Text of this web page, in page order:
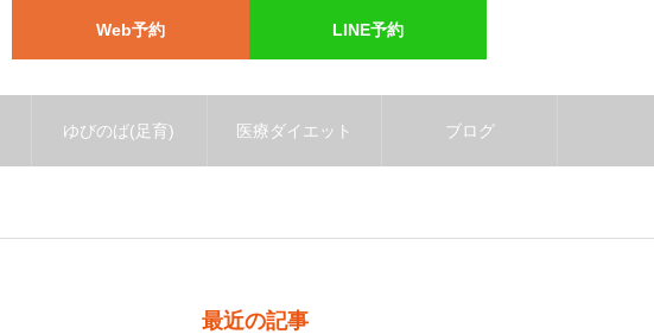
Web予約 LINE予約
ゆびのば(足育) 医療ダイエット ブログ
最近の記事